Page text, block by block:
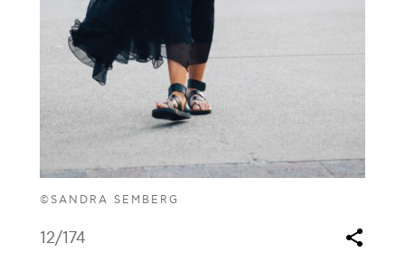
©SANDRA SEMBERG
12/174